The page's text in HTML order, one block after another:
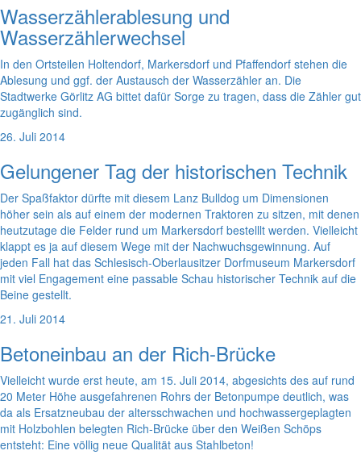
Wasserzählerablesung und
Wasserzählerwechsel
In den Ortsteilen Holtendorf, Markersdorf und Pfaffendorf stehen die
Ablesung und ggf. der Austausch der Wasserzähler an. Die
Stadtwerke Görlitz AG bittet dafür Sorge zu tragen, dass die Zähler gut
zugänglich sind.
26. Juli 2014
Gelungener Tag der historischen Technik
Der Spaßfaktor dürfte mit diesem Lanz Bulldog um Dimensionen
höher sein als auf einem der modernen Traktoren zu sitzen, mit denen
heutzutage die Felder rund um Markersdorf bestelllt werden. Vielleicht
klappt es ja auf diesem Wege mit der Nachwuchsgewinnung. Auf
jeden Fall hat das Schlesisch-Oberlausitzer Dorfmuseum Markersdorf
mit viel Engagement eine passable Schau historischer Technik auf die
Beine gestellt.
21. Juli 2014
Betoneinbau an der Rich-Brücke
Vielleicht wurde erst heute, am 15. Juli 2014, abgesichts des auf rund
20 Meter Höhe ausgefahrenen Rohrs der Betonpumpe deutlich, was
da als Ersatzneubau der altersschwachen und hochwassergeplagten
mit Holzbohlen belegten Rich-Brücke über den Weißen Schöps
entsteht: Eine völlig neue Qualität aus Stahlbeton!